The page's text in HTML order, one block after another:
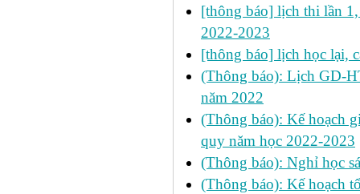
[thông báo] lịch thi lần
2022-2023
[thông báo] lịch học lại,
(Thông báo): Lịch GD-
năm 2022
(Thông báo): Kế hoạch
quy năm học 2022-2023
(Thông báo): Nghỉ học
(Thông báo): Kế hoạch